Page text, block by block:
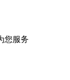
您服务